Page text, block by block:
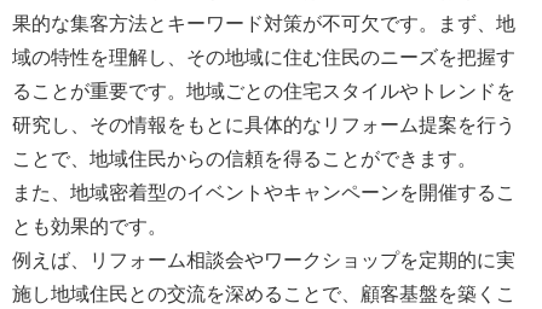
果的な集客方法とキーワード対策が不可欠です。まず、地
域の特性を理解し、その地域に住む住民のニーズを把握す
ることが重要です。地域ごとの住宅スタイルやトレンドを
研究し、その情報をもとに具体的なリフォーム提案を行う
ことで、地域住民からの信頼を得ることができます。
また、地域密着型のイベントやキャンペーンを開催するこ
とも効果的です。
例えば、リフォーム相談会やワークショップを定期的に実
施し地域住民との交流を深めることで、顧客基盤を築くこ